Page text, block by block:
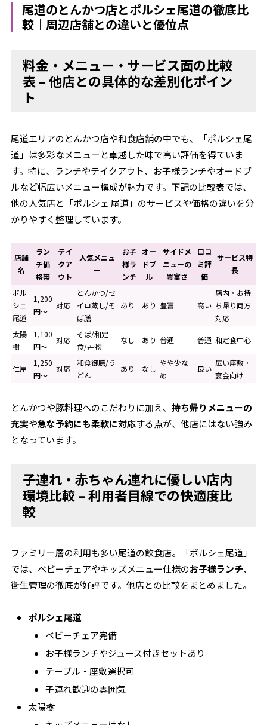
尾道のとんかつ店とポルシェ尾道の徹底比
較｜周辺店舗との違いと優位点
料金・メニュー・サービス面の比較
表 – 他店との具体的な差別化ポイン
ト
尾道エリアのとんかつ店や和食店舗の中でも、「ポルシェ尾
道」は多彩なメニューと卓越した味で高い評価を得ていま
す。特に、ランチやテイクアウト、お子様ランチやオードブ
ルなど幅広いメニュー構成が魅力です。下記の比較表では、
他の人気店と「ポルシェ 尾道」のサービスや価格の違いを分
かりやすく整理しています。
店舗
名
ラン
チ価
格帯
テイ
クア
ウト
人気メニュ
ー
お子
様ラ
ンチ
オー
ドブ
ル
サイドメ
ニューの
豊富さ
口コ
ミ評
価
サービス特
長
ポル
シェ
尾道
1,200
円～
対応
とんかつ/セ
イロ蒸し/そ
ば膳
あり あり 豊富 高い
店内・お持
ち帰り両方
対応
太陽
樹
1,100
円～
対応
そば/和定
食/丼物
なし あり 普通 普通 和定食中心
仁屋
1,250
円～
対応
和食御膳/う
どん
あり なし
やや少な
め
良い
広い座敷・
宴会向け
とんかつや豚料理へのこだわりに加え、持ち帰りメニューの
充実や急な予約にも柔軟に対応する点が、他店にはない強み
となっています。
子連れ・赤ちゃん連れに優しい店内
環境比較 – 利用者目線での快適度比
較
ファミリー層の利用も多い尾道の飲食店。「ポルシェ尾道」
では、ベビーチェアやキッズメニュー仕様のお子様ランチ、
衛生管理の徹底が好評です。他店との比較をまとめました。
ポルシェ尾道
ベビーチェア完備
お子様ランチやジュース付きセットあり
テーブル・座敷選択可
子連れ歓迎の雰囲気
太陽樹